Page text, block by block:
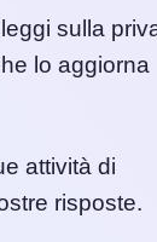
sulla
lo aggiorna
attività di
risposte.